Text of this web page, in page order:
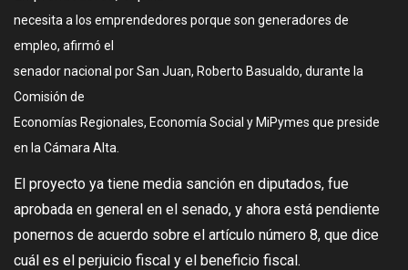
necesita a los emprendedores porque son generadores de
empleo, afirmó el
senador nacional por San Juan, Roberto Basualdo, durante la
Comisión de
Economías Regionales, Economía Social y MiPymes que preside
en la Cámara Alta.
El proyecto ya tiene media sanción en diputados, fue
aprobada en general en el senado, y ahora está pendiente
ponernos de acuerdo sobre el artículo número 8, que dice
cuál es el perjuicio fiscal y el beneficio fiscal.